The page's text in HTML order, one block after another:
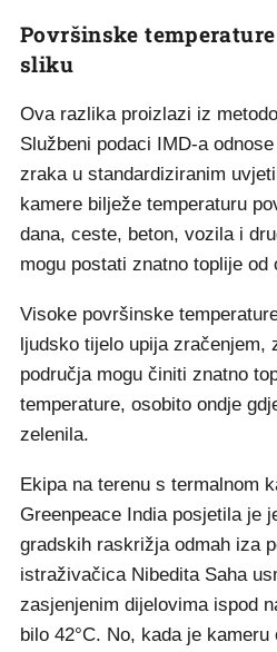
Površinske
sliku
Ova razlika proizlazi iz
Službeni podaci IMD-a
zraka u standardiziranim
kamere bilježe temperaturu
dana, ceste, beton, vozila i
mogu postati znatno toplije od
Visoke površinske
ljudsko tijelo upija zračenjem,
područja mogu činiti znatno
temperature, osobito ondje
zelenila.
Ekipa na terenu s termalnom
Greenpeace India posjetila je
gradskih raskrižja odmah iza
istraživačica Nibedita Saha
zasjenjenim dijelovima ispod
bilo 42°C. No, kada je kameru